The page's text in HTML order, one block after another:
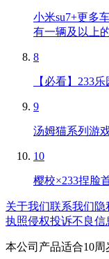
小米su7+更多
有一辆及以上
8
【必看】233
9
汤姆猫系列游
10
樱校×233捏脸
关于我们联系我们隐
执照侵权投诉不良信
本公司产品适合10周